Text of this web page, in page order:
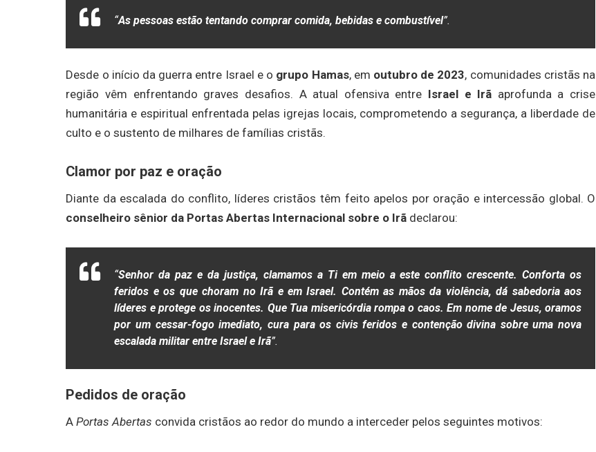
“As pessoas estão tentando comprar comida, bebidas e combustível”.
Desde o início da guerra entre Israel e o grupo Hamas, em outubro de 2023, comunidades cristãs na
região vêm enfrentando graves desafios. A atual ofensiva entre Israel e Irã aprofunda a crise
humanitária e espiritual enfrentada pelas igrejas locais, comprometendo a segurança, a liberdade de
culto e o sustento de milhares de famílias cristãs.
Clamor por paz e oração
Diante da escalada do conflito, líderes cristãos têm feito apelos por oração e intercessão global. O
conselheiro sênior da Portas Abertas Internacional sobre o Irã declarou:
“Senhor da paz e da justiça, clamamos a Ti em meio a este conflito crescente. Conforta os
feridos e os que choram no Irã e em Israel. Contém as mãos da violência, dá sabedoria aos
líderes e protege os inocentes. Que Tua misericórdia rompa o caos. Em nome de Jesus, oramos
por um cessar-fogo imediato, cura para os civis feridos e contenção divina sobre uma nova
escalada militar entre Israel e Irã”.
Pedidos de oração
APortas Abertas convida cristãos ao redor do mundo a interceder pelos seguintes motivos: